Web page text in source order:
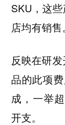
SKU，这
店均有销售。
反映在研
品的此项
成，一举
开支。